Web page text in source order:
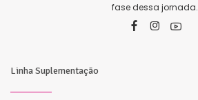
fase dessa jornada.
Linha Suplementação